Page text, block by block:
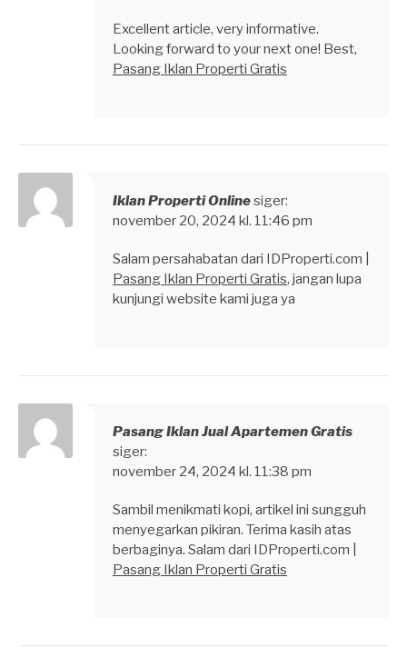
Excellent article, very informative.
Looking forward to your next one! Best,
Pasang Iklan Properti Gratis
Iklan Properti Onlinesiger:
november 20, 2024 kl. 11:46 pm
Salam persahabatan dari IDProperti.com |
Pasang Iklan Properti Gratis, jangan lupa
kunjungi website kami juga ya
Pasang Iklan Jual Apartemen Gratis
siger:
november 24, 2024 kl. 11:38 pm
Sambil menikmati kopi, artikel ini sungguh
menyegarkan pikiran. Terima kasih atas
berbaginya. Salam dari IDProperti.com |
Pasang Iklan Properti Gratis